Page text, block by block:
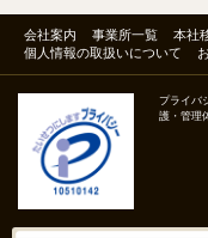
会社案内 事業所一覧 本社
個人情報の取扱いについて
プライバ
護・管理